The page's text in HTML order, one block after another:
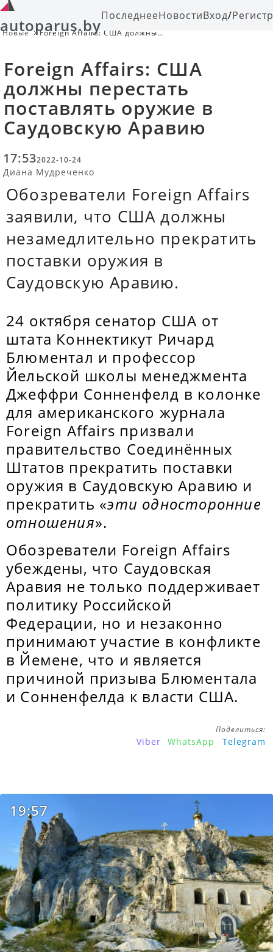
autoparus.byПоследнееНовостиВход/
Новые
Foreign Affairs: США должны
Foreign Affairs: США
должны перестать
поставлять оружие в
Саудовскую Аравию
17:532022-10-24
Диана Мудреченко
Обозреватели Foreign Affairs
заявили, что США должны
незамедлительно прекратить
поставки оружия в
Саудовскую Аравию.
24 октября сенатор США от
штата Коннектикут Ричард
Блюментал и профессор
Йельской школы менеджмента
Джеффри Сонненфелд в колонке
для американского журнала
Foreign Affairs призвали
правительство Соединённых
Штатов прекратить поставки
оружия в Саудовскую Аравию и
прекратить «эти односторонние
отношения».
Обозреватели Foreign Affairs
убеждены, что Саудовская
Аравия не только поддерживает
политику Российской
Федерации, но и незаконно
принимают участие в конфликте
в Йемене, что и является
причиной призыва Блюментала
и Сонненфелда к власти США.
Поделиться:
Viber WhatsApp Telegram
19:57